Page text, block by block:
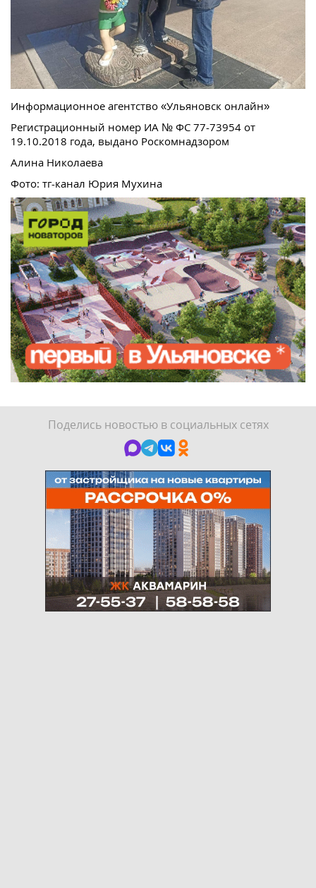
Информационное агентство «Ульяновск онлайн»
Регистрационный номер ИА № ФС 77-73954 от
19.10.2018 года, выдано Роскомнадзором
Алина Николаева
Фото: тг-канал Юрия Мухина
Поделись новостью в социальных сетях